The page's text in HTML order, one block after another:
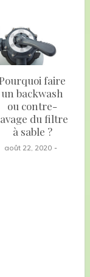
Pourquoi faire
un backwash
ou contre-
du filtre
à sable ?
août 22, 2020